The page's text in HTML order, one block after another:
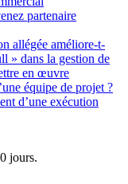
partenaire
allégée améliore-t-
» dans la gestion de
en œuvre
équipe de projet ?
d’une exécution
jours.